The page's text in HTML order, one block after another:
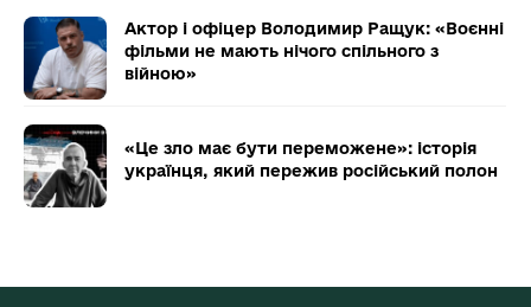
Актор і офіцер Володимир Ращук: «Воєнні
фільми не мають нічого спільного з
війною»
«Це зло має бути переможене»: історія
українця, який пережив російський полон